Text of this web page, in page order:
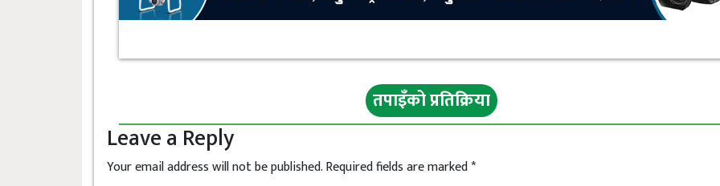
तपाइँको प्रतिक्रिया
Leave a Reply
Your email address will not be published.Required fields are marked*